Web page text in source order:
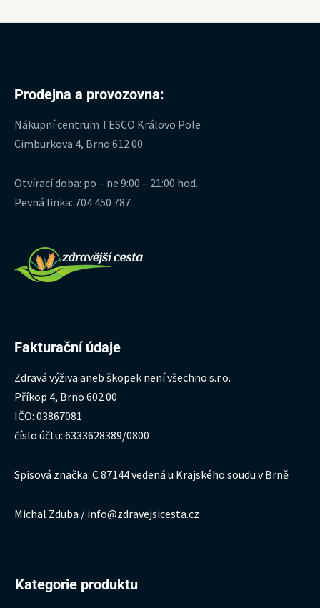
Prodejna a provozovna:
Nákupní centrum TESCO Královo Pole
Cimburkova 4, Brno 612 00
Otvírací doba: po – ne 9:00 – 21:00 hod.
Pevná linka: 704 450 787
Fakturační údaje
Zdravá výživa aneb škopek není všechno s.r.o.
Příkop 4, Brno 602 00
IČO: 03867081
číslo účtu: 6333628389/0800
Spisová značka: C 87144 vedená u Krajského soudu v Brně
Michal Zduba / info@zdravejsicesta.cz
Kategorie produktu